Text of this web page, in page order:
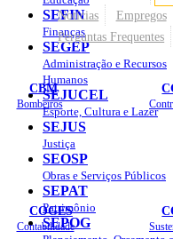
CBM
Bombeiros
COGES
Contabilidade
Notícias
Empregos
Perguntas Frequentes
SEFIN
Finanças
SEGEP
Administração e Recursos
Humanos
SEJUCEL
Esporte, Cultura e Lazer
SEJUS
Justiça
SEOSP
Obras e Serviços Públicos
SEPAT
Patrimônio
SEPOG